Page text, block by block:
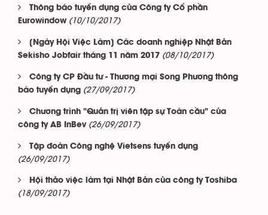
Thông báo tuyển dụng của Công ty Cổ phần
Eurowindow (10/10/2017)
[Ngày Hội Việc Làm] Các doanh nghiệp Nhật Bản
Sekisho Jobfair tháng 11 năm 2017 (08/10/2017)
Công ty CP Đầu tư - Thương mại Song Phương thông
báo tuyển dụng (27/09/2017)
Chương trình "Quản trị viên tập sự Toàn cầu" của
công ty AB InBev (26/09/2017)
Tập đoàn Công nghệ Vietsens tuyển dụng
(26/09/2017)
Hội thảo việc làm tại Nhật Bản của công ty Toshiba
(18/09/2017)